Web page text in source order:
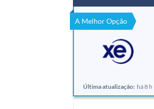
A Melhor Opção
Última atualização: há 8 h